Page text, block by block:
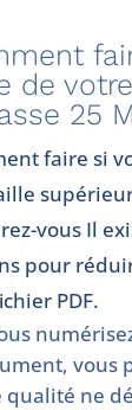
de
25
faire si
vous Il
pour
PDF.
vous
qualité ne